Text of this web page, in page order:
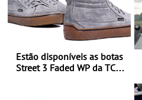
Estão disponíveis as botas
Street 3 Faded WP da TCX